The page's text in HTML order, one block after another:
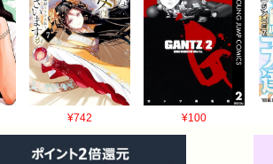
¥742 ¥100